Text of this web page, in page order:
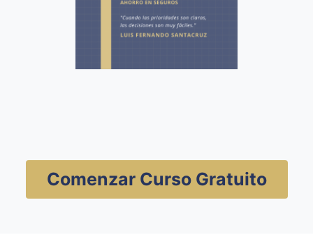
Comenzar Curso Gratuito